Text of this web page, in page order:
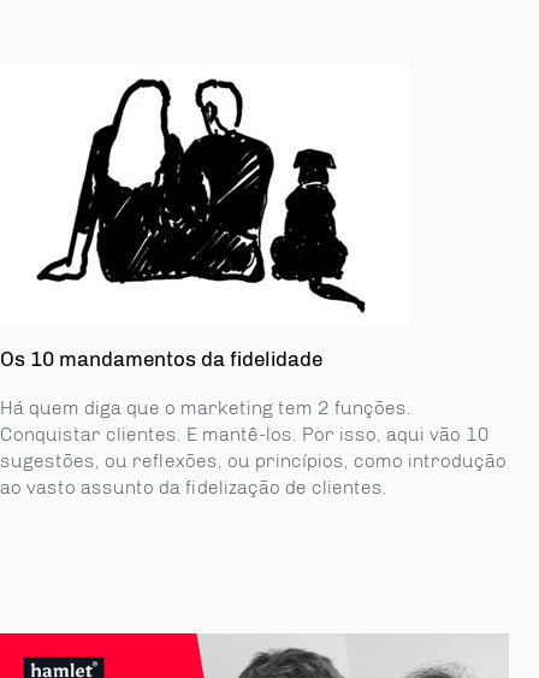
Os 10 mandamentos da fidelidade
Há quem diga que o marketing tem 2 funções.
Conquistar clientes. E mantê-los. Por isso, aqui vão 10
sugestões, ou reflexões, ou princípios, como introdução
ao vasto assunto da fidelização de clientes.